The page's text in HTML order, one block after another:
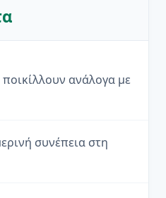
ανάλογα με
συνέπεια στη